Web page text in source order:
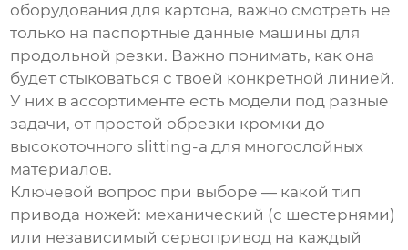
оборудования для картона, важно смотреть не
только на паспортные данные машины для
продольной резки. Важно понимать, как она
будет стыковаться с твоей конкретной линией.
У них в ассортименте есть модели под разные
задачи, от простой обрезки кромки до
высокоточного slitting-а для многослойных
материалов.
Ключевой вопрос при выборе — какой тип
привода ножей: механический (с шестернями)
или независимый сервопривод на каждый